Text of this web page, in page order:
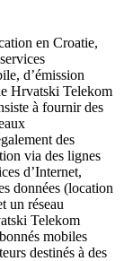
en Croatie,
d’émission
Hrvatski Telekom
à fournir des
des
via des lignes
d’Internet,
données (location
un réseau
Telekom
mobiles
destinés à des